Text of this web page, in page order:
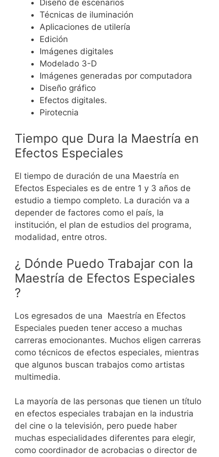
Diseño de escenarios
Técnicas de iluminación
Aplicaciones de utilería
Edición
Imágenes digitales
Modelado 3-D
Imágenes generadas por computadora
Diseño gráfico
Efectos digitales.
Pirotecnia
Tiempo que Dura la Maestría en
Efectos Especiales
El tiempo de duración de una Maestría en
Efectos Especiales es de entre 1 y 3 años de
estudio a tiempo completo. La duración va a
depender de factores como el país, la
institución, el plan de estudios del programa,
modalidad, entre otros.
¿ Dónde Puedo Trabajar con la
Maestría de Efectos Especiales
?
Los egresados de una Maestría en Efectos
Especiales pueden tener acceso a muchas
carreras emocionantes. Muchos eligen carreras
como técnicos de efectos especiales, mientras
que algunos buscan trabajos como artistas
multimedia.
La mayoría de las personas que tienen un título
en efectos especiales trabajan en la industria
del cine o la televisión, pero puede haber
muchas especialidades diferentes para elegir,
como coordinador de acrobacias o director de